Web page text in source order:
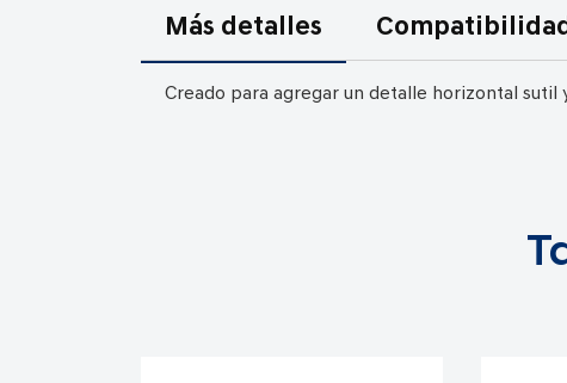
comienzo
Más detalles
Creado para agregar un detalle horizontal